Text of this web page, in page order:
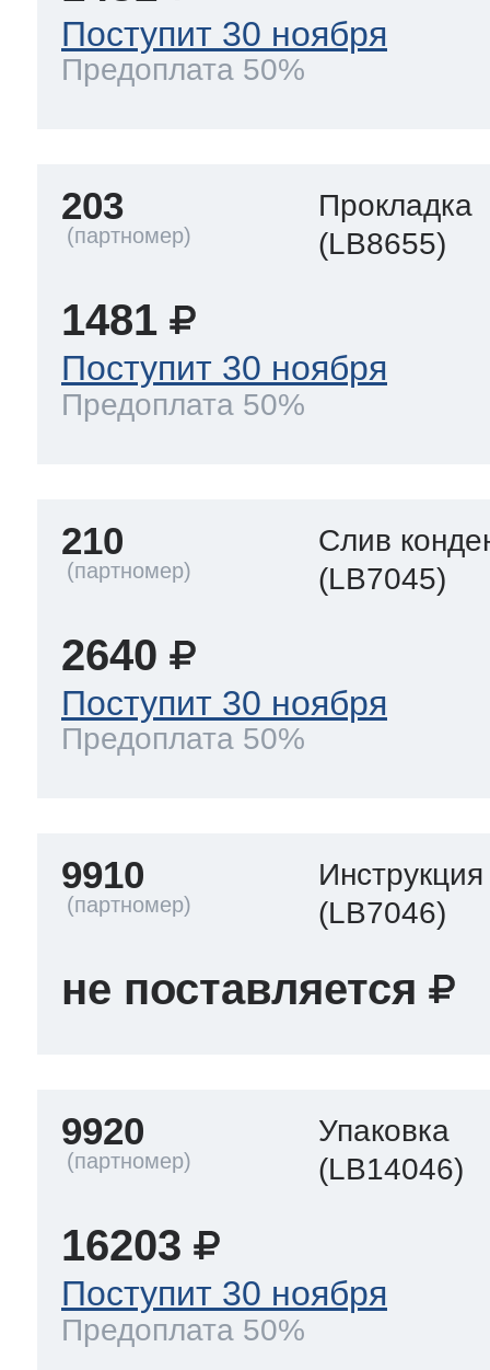
Поступит 30 ноября
Предоплата 50%
203
Прокладка
(LB8655)
1481
Поступит 30 ноября
Предоплата 50%
210
Слив
(LB7045)
2640
Поступит 30 ноября
Предоплата 50%
9910
(LB7046)
не поставляется
9920
Упаковка
(LB14046)
16203
Поступит 30 ноября
Предоплата 50%